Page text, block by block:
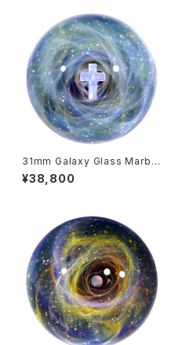
31mm Galaxy Glass Marble
十字架オパール宇宙ガラスマー
¥38,800